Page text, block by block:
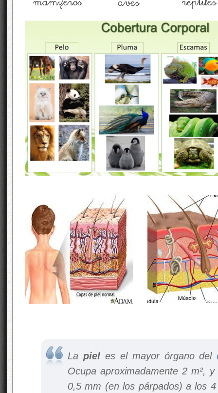
La piel es el mayor órgano del
Ocupa aproximadamente 2 m²,
0,5 mm (en los párpados) a los